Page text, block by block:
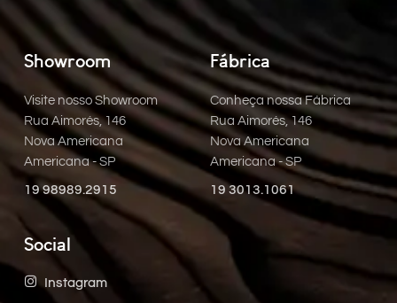
Showroom
Visite nosso Showroom
Rua Aimorés, 146
Nova Americana
Americana - SP
19 98989.2915
Fábrica
Conheça nossa Fábrica
Rua Aimorés, 146
Nova Americana
Americana - SP
19 3013.1061
Social
Instagram